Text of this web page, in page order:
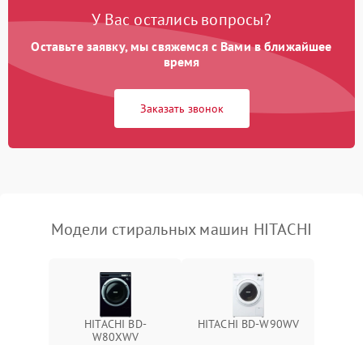
У Вас остались вопросы?
Оставьте заявку, мы свяжемся с Вами в ближайшее
время
Заказать звонок
Модели стиральных машин HITACHI
HITACHI BD-
W80XWV
HITACHI BD-W90WV